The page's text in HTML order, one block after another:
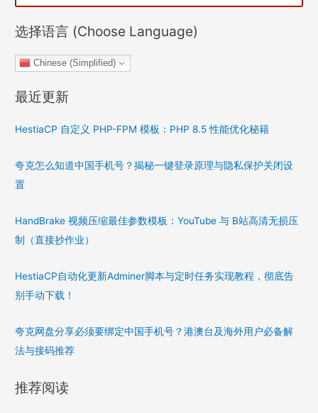
选择语言 (Choose Language)
Chinese (Simplified)
最近更新
HestiaCP 自定义 PHP-FPM 模板：PHP 8.5 性能优化秘籍
夸克怎么知道中国手机号？揭秘一键登录原理与隐私保护关闭设
置
HandBrake 视频压缩最佳参数模板：YouTube 与 B站高清无损压
制（直接抄作业）
HestiaCP自动化更新Adminer脚本与定时任务实现教程，彻底告
别手动下载！
夸克网盘分享必须要绑定中国手机号？港澳台及海外用户必备解
法与接码推荐
推荐阅读